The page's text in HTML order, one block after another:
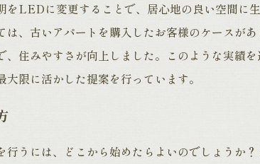
LEDに変更することで、居心地の良い空間に生
、古いアパートを購入したお客様のケースが
住みやすさが向上しました。このような実績
限に活かした提案を行っています。
うには、どこから始めたらよいのでしょうか